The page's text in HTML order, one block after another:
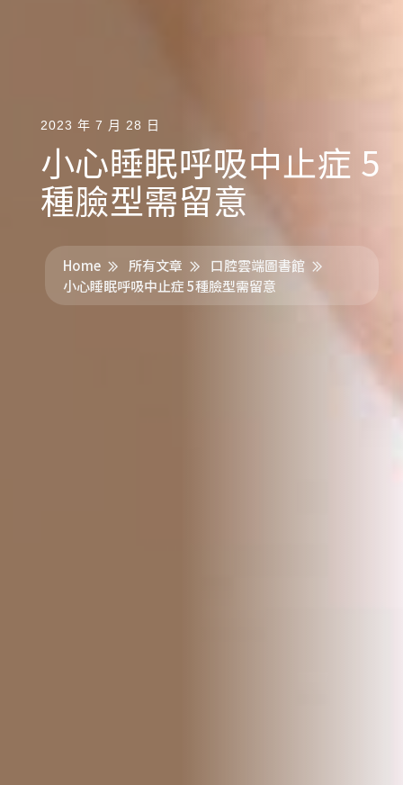
2023 年 7 月 28 日
小心睡眠呼吸中止症 5
種臉型需留意
Home 所有文章
口腔雲端圖書館
小心睡眠呼吸中止症 5種臉型需留意